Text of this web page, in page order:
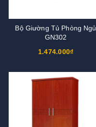
Bộ Giường Tủ Phòng Ngủ
GN302
1.474.000₫